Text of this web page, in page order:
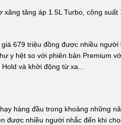
tăng áp 1.5L Turbo, công
679 triệu đồng được nhiều
y hệt so với phiên bản Premium
và khởi động từ xa...
hàng đầu trong khoảng những
được nhiều người nhắc đến khi